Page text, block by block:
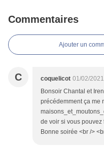
Commentaires
Ajouter un
C coquelicot 01/02/
Bonsoir Chantal et
précédemment ça me
de voir si vous pouvez
Bonne soirée <br />